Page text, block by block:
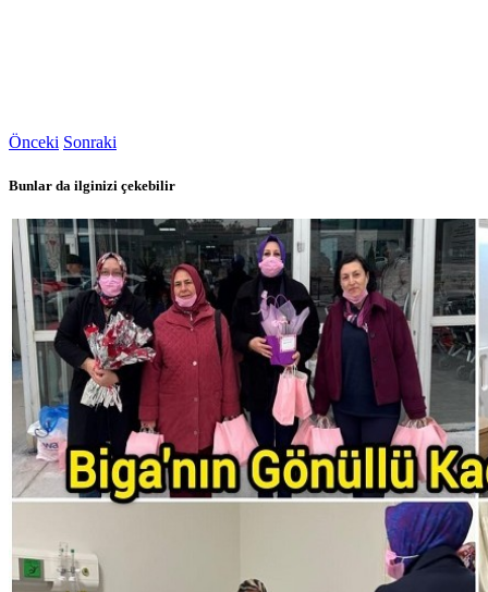
Önceki Sonraki
Bunlar da ilginizi çekebilir